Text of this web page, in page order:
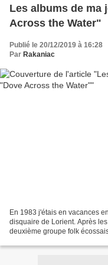
Les albums de ma
Across the Water"
Publié le 20/12/2019 à 16:28
Par Rakaniac
En 1983 j'étais en vacances
disquaire de Lorient. Après
deuxième groupe folk